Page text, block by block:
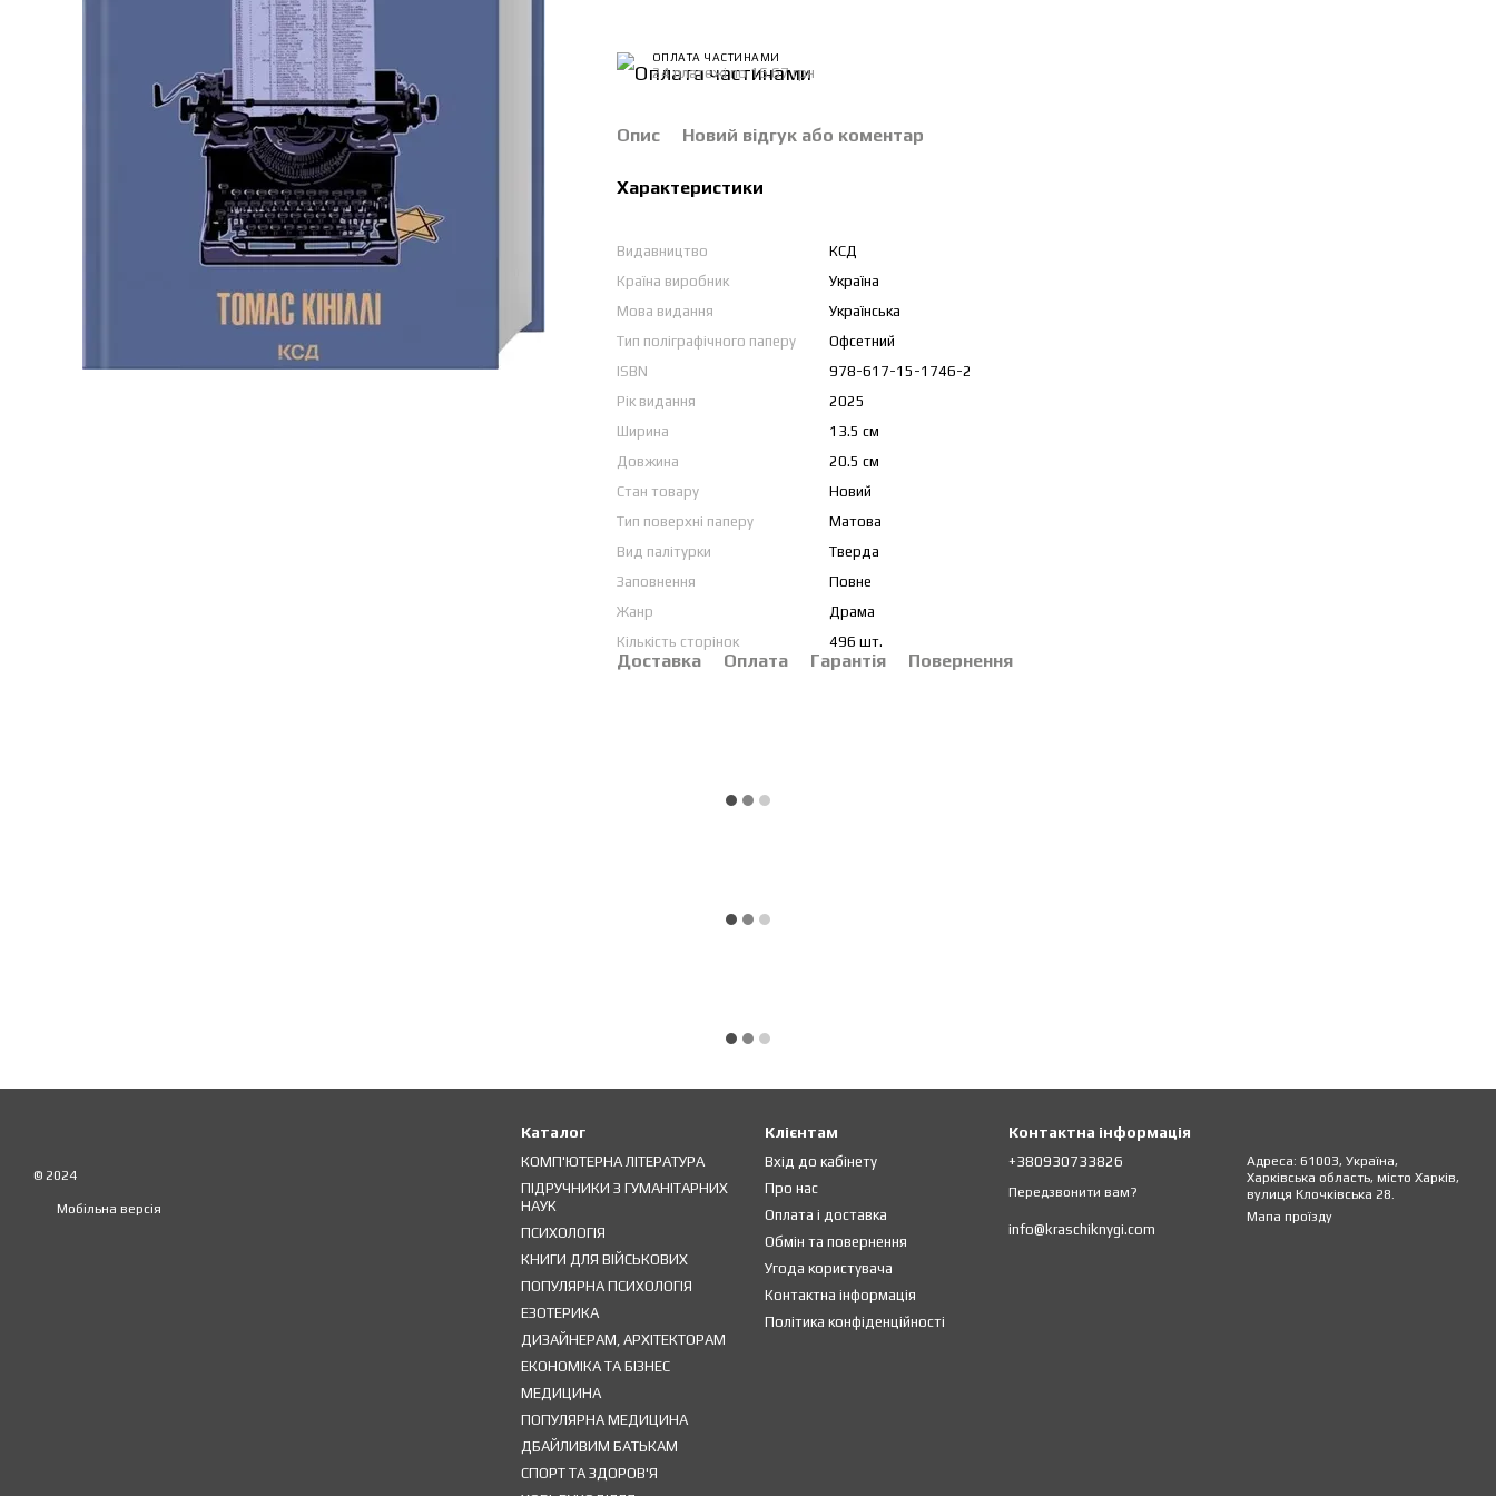
ОПЛАТА ЧАСТИНАМИ
24 платежі по 16.67 грн
Опис Новий відгук або коментар
Характеристики
Видавництво
КСД
Країна виробник
Україна
Мова видання
Українська
Тип поліграфічного паперу
Офсетний
ISBN
978-617-15-1746-2
Рік видання
2025
Ширина
13.5 см
Довжина
20.5 см
Стан товару
Новий
Тип поверхні паперу
Матова
Вид палітурки
Тверда
Заповнення
Повне
Жанр
Драма
Кількість сторінок
496 шт.
Доставка Оплата Гарантія Повернення
© 2024
Мобільна версія
Каталог
КОМП'ЮТЕРНА ЛІТЕРАТУРА
ПІДРУЧНИКИ З ГУМАНІТАРНИХ
НАУК
ПСИХОЛОГІЯ
КНИГИ ДЛЯ ВІЙСЬКОВИХ
ПОПУЛЯРНА ПСИХОЛОГІЯ
ЕЗОТЕРИКА
ДИЗАЙНЕРАМ, АРХІТЕКТОРАМ
ЕКОНОМІКА ТА БІЗНЕС
МЕДИЦИНА
ПОПУЛЯРНА МЕДИЦИНА
ДБАЙЛИВИМ БАТЬКАМ
СПОРТ ТА ЗДОРОВ'Я
Клієнтам
Вхід до кабінету
Про нас
Оплата і доставка
Обмін та повернення
Угода користувача
Контактна інформація
Політика конфіденційності
Контактна інформація
+380930733826
Передзвонити вам?
info@kraschiknygi.com
Адреса: 61003, Україна,
Харківська область, місто Харків,
вулиця Клочківська 28.
Мапа проїзду